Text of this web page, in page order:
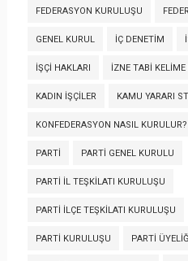
FEDERASYON KURULUŞU
GENEL KURUL İÇ DENETIM
İŞÇI HAKLARI İZNE TABI
KADIN İŞÇILER KAMU YARARI
KONFEDERASYON NASIL KURULUR?
PARTI PARTI GENEL KURULU
PARTI İL TEŞKILATI KURULUŞU
PARTI İLÇE TEŞKILATI KURULUŞU
PARTI KURULUŞU PARTI